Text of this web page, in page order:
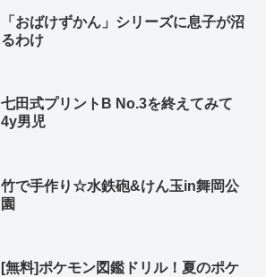
「おばけずかん」シリーズに息子が沼
るわけ
七田式プリントB No.3を終えてみて
4y男児
竹で手作り☆水鉄砲&けん玉in舞岡公
園
[無料]ポケモン図鑑ドリル！夏のポケ